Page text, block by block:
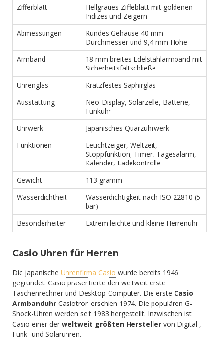
Zifferblatt
Hellgraues Ziffeblatt mit goldenen
Indizes und Zeigern
Abmessungen
Rundes Gehäuse 40 mm
Durchmesser und 9,4 mm Höhe
Armband
18 mm breites Edelstahlarmband mit
Sicherheitsfaltschließe
Uhrenglas
Kratzfestes Saphirglas
Ausstattung
Neo-Display, Solarzelle, Batterie,
Funkuhr
Uhrwerk
Japanisches Quarzuhrwerk
Funktionen
Leuchtzeiger, Weltzeit,
Stoppfunktion, Timer, Tagesalarm,
Kalender, Ladekontrolle
Gewicht
113 gramm
Wasserdichtheit
Wasserdichtigkeit nach ISO 22810 (5
bar)
Besonderheiten
Extrem leichte und kleine Herrenuhr
Casio Uhren für Herren
Die japanische Uhrenfirma Casio wurde bereits 1946
gegründet. Casio präsentierte den weltweit erste
Taschenrechner und Desktop-Computer. Die erste Casio
Armbanduhr Casiotron erschien 1974. Die populären G-
Shock-Uhren werden seit 1983 hergestellt. Inzwischen ist
Casio einer der weltweit größten Hersteller von Digital-,
Funk- und Solaruhren.